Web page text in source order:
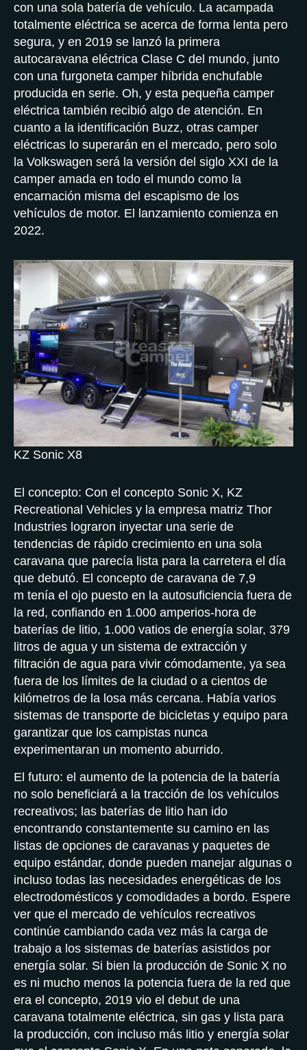
con una sola batería de vehículo. La acampada
totalmente eléctrica se acerca de forma lenta pero
segura, y en 2019 se lanzó la primera
autocaravana eléctrica Clase C del mundo, junto
con una furgoneta camper híbrida enchufable
producida en serie. Oh, y esta pequeña camper
eléctrica también recibió algo de atención. En
cuanto a la identificación Buzz, otras camper
eléctricas lo superarán en el mercado, pero solo
la Volkswagen será la versión del siglo XXI de la
camper amada en todo el mundo como la
encarnación misma del escapismo de los
vehículos de motor. El lanzamiento comienza en
2022.
KZ Sonic X8
El concepto: Con el concepto Sonic X, KZ
Recreational Vehicles y la empresa matriz Thor
Industries lograron inyectar una serie de
tendencias de rápido crecimiento en una sola
caravana que parecía lista para la carretera el día
que debutó. El concepto de caravana de 7,9
m tenía el ojo puesto en la autosuficiencia fuera de
la red, confiando en 1.000 amperios-hora de
baterías de litio, 1.000 vatios de energía solar, 379
litros de agua y un sistema de extracción y
filtración de agua para vivir cómodamente, ya sea
fuera de los límites de la ciudad o a cientos de
kilómetros de la losa más cercana. Había varios
sistemas de transporte de bicicletas y equipo para
garantizar que los campistas nunca
experimentaran un momento aburrido.
El futuro: el aumento de la potencia de la batería
no solo beneficiará a la tracción de los vehículos
recreativos; las baterías de litio han ido
encontrando constantemente su camino en las
listas de opciones de caravanas y paquetes de
equipo estándar, donde pueden manejar algunas o
incluso todas las necesidades energéticas de los
electrodomésticos y comodidades a bordo. Espere
ver que el mercado de vehículos recreativos
continúe cambiando cada vez más la carga de
trabajo a los sistemas de baterías asistidos por
energía solar. Si bien la producción de Sonic X no
es ni mucho menos la potencia fuera de la red que
era el concepto, 2019 vio el debut de una
caravana totalmente eléctrica, sin gas y lista para
la producción, con incluso más litio y energía solar